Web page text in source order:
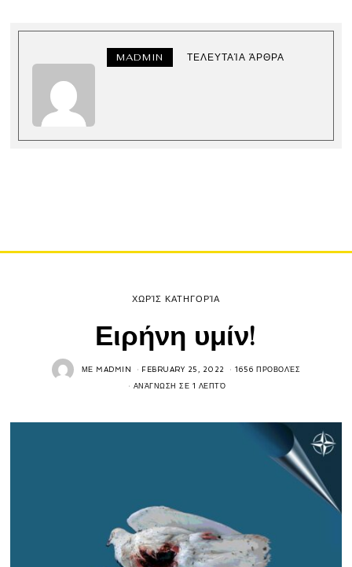
MADMIN ΤΕΛΕΥΤΑΊΑ ΆΡΘΡΑ
ΧΩΡΊΣ ΚΑΤΗΓΟΡΊΑ
Ειρήνη υμίν!
ΜΕMADMIN FEBRUARY 25, 2022 1656 ΠΡΟΒΟΛΈΣ
ΑΝΆΓΝΩΣΗ ΣΕ 1 ΛΕΠΤΌ